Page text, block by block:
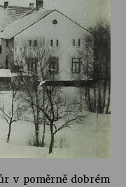
v poměrně dobrém